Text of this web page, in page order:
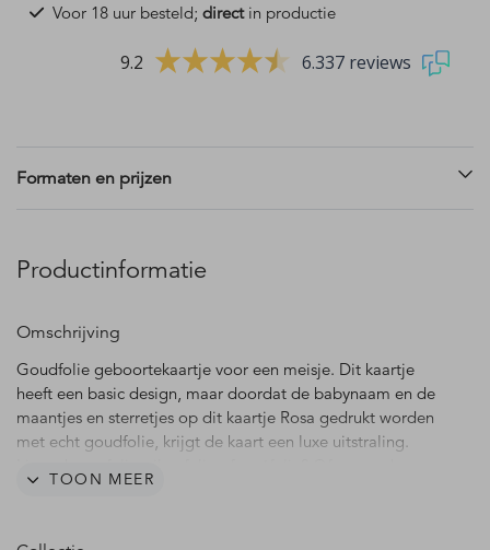
Voor 18 uur besteld; directin productie
9.2 6.337 reviews
Formaten en prijzen
Productinformatie
Omschrijving
Goudfolie geboortekaartje voor een meisje. Dit kaartje
heeft een basic design, maar doordat de babynaam en de
maantjes en sterretjes op dit kaartje Rosa gedrukt worden
met echt goudfolie, krijgt de kaart een luxe uitstraling.
achtergrondkleur? Dit is gemakkelijk aan te passen in de
TOON MEER